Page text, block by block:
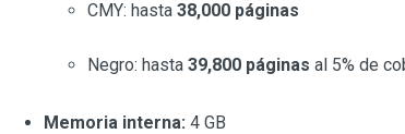
CMY: hasta 38,000 páginas
Negro: hasta 39,800 páginas al 5% de
Memoria interna: 4 GB